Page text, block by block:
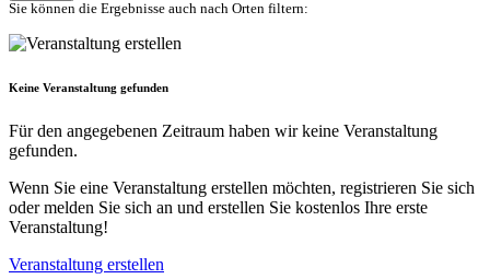
Sie können die Ergebnisse auch nach Orten filtern:
Keine Veranstaltung gefunden
Für den angegebenen Zeitraum haben wir keine Veranstaltung
gefunden.
Wenn Sie eine Veranstaltung erstellen möchten, registrieren Sie sich
oder melden Sie sich an und erstellen Sie kostenlos Ihre erste
Veranstaltung!
Veranstaltung erstellen